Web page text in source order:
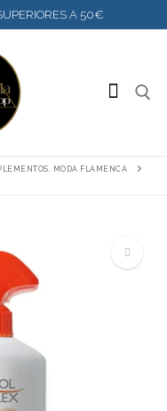
A 50€
MODA FLAMENCA